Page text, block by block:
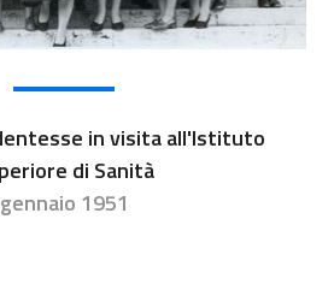
in visita all'Istituto
di Sanità
gennaio 1951